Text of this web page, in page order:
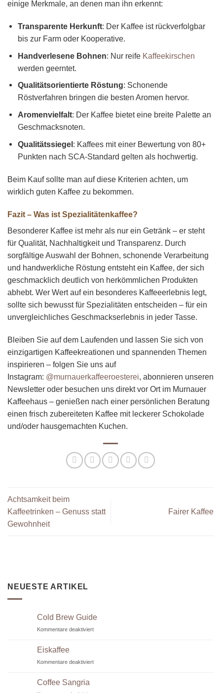
einige Merkmale, an denen man ihn erkennt:
Transparente Herkunft: Der Kaffee ist rückverfolgbar
bis zur Farm oder Kooperative.
Handverlesene Bohnen: Nur reife Kaffeekirschen
werden geerntet.
Qualitätsorientierte Röstung: Schonende
Röstverfahren bringen die besten Aromen hervor.
Aromenvielfalt: Der Kaffee bietet eine breite Palette an
Geschmacksnoten.
Qualitätssiegel: Kaffees mit einer Bewertung von 80+
Punkten nach SCA-Standard gelten als hochwertig.
Beim Kauf sollte man auf diese Kriterien achten, um
wirklich guten Kaffee zu bekommen.
Fazit – Was ist Spezialitätenkaffee?
Besonderer Kaffee ist mehr als nur ein Getränk – er steht
für Qualität, Nachhaltigkeit und Transparenz. Durch
sorgfältige Auswahl der Bohnen, schonende Verarbeitung
und handwerkliche Röstung entsteht ein Kaffee, der sich
geschmacklich deutlich von herkömmlichen Produkten
abhebt. Wer Wert auf ein besonderes Kaffeeerlebnis legt,
sollte sich bewusst für Spezialitäten entscheiden – für ein
unvergleichliches Geschmackserlebnis in jeder Tasse.
Bleiben Sie auf dem Laufenden und lassen Sie sich von
einzigartigen Kaffeekreationen und spannenden Themen
inspirieren – folgen Sie uns auf
Instagram: @murnauerkaffeeroesterei, abonnieren unseren
Newsletter oder besuchen uns direkt vor Ort im Murnauer
Kaffeehaus – genießen nach einer persönlichen Beratung
einen frisch zubereiteten Kaffee mit leckerer Schokolade
und/oder hausgemachten Kuchen.
Achtsamkeit beim
Kaffeetrinken – Genuss statt
Gewohnheit
Fairer Kaffee
NEUESTE ARTIKEL
Cold Brew Guide
Kommentare deaktiviertfür
Eiskaffee
Kommentare deaktiviertfür
Coffee Sangria